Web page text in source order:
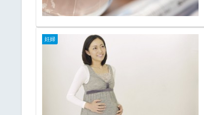
妊婦